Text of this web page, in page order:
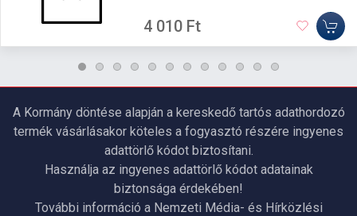
4 010 Ft
A Kormány döntése alapján a kereskedő tartós adathordozó
termék vásárlásakor köteles a fogyasztó részére ingyenes
adattörlő kódot biztosítani.
Használja az ingyenes adattörlő kódot adatainak
biztonsága érdekében!
További információ a Nemzeti Média- és Hírközlési